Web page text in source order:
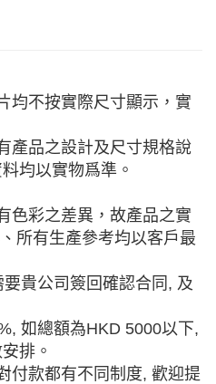
均不按實際尺寸顯示，實
產品之設計及尺寸規格說
均以實物爲準。
色彩之差異，故產品之實
所有生產參考均以客戶最
貴公司簽回確認合同, 及
如總額為HKD 5000以下,
排。
付款都有不同制度, 歡迎提